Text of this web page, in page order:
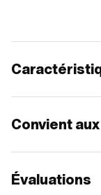
Convient
Évaluations